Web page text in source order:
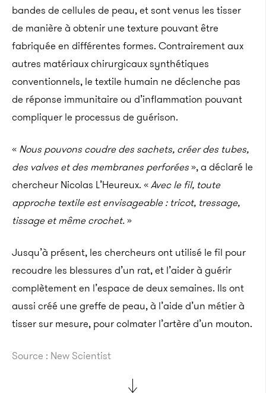
bandes de cellules de peau, et sont venus les tisser
de manière à obtenir une texture pouvant être
fabriquée en différentes formes. Contrairement aux
autres matériaux chirurgicaux synthétiques
conventionnels, le textile humain ne déclenche pas
de réponse immunitaire ou d’inflammation pouvant
compliquer le processus de guérison.
« Nous pouvons coudre des sachets, créer des tubes,
des valves et des membranes perforées», a déclaré le
chercheur Nicolas L’Heureux. «Avec le fil, toute
approche textile est envisageable : tricot, tressage,
tissage et même crochet.»
Jusqu’à présent, les chercheurs ont utilisé le fil pour
recoudre les blessures d’un rat, et l’aider à guérir
complètement en l’espace de deux semaines. Ils ont
aussi créé une greffe de peau, à l’aide d’un métier à
tisser sur mesure, pour colmater l’artère d’un mouton.
Source : New Scientist